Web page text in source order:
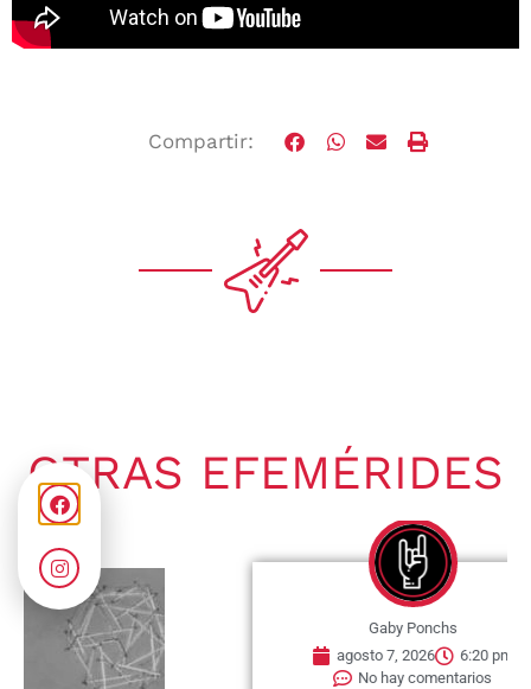
Compartir:
OTRAS EFEMÉRIDES
agosto 7, 2026
No hay comentarios